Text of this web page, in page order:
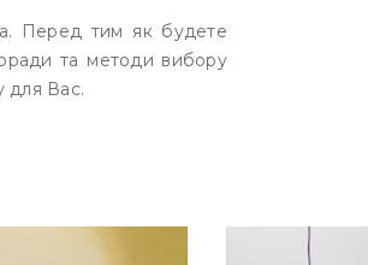
Перед тим як будете
та методи вибору
для Вас.